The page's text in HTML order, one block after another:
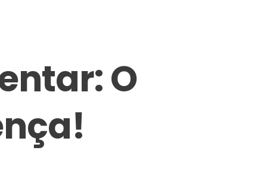
O